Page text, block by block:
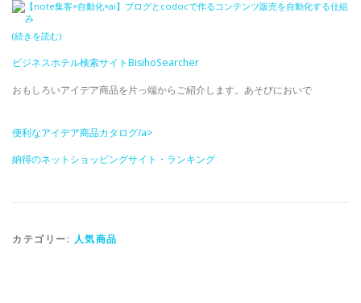
(続きを読む)
ビジネスホテル検索サイトBisihoSearcher
おもしろいアイデア商品を片っ端からご紹介します。あそびにおいで
便利なアイデア商品カタログ/a>
納得のネットショッピングサイト・ランキング
カテゴリー: 人気商品